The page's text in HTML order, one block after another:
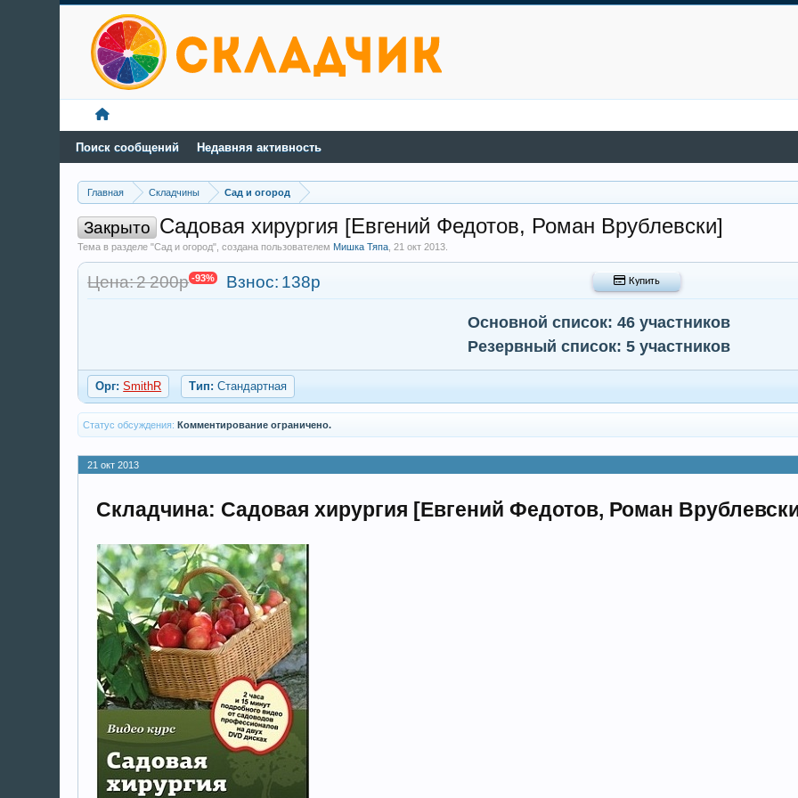
Главная Складчины Сад и огород
Закрыто Садовая хирургия [Евгений Федотов, Роман Врублевски]
Тема в разделе "Сад и огород", создана пользователем Мишка Тяпа ,21 окт 2013
Цена: 2 200р -93% Взнос: 138р  Купить
Основной список: 46 участников
Резервный список: 5 участников
Орг: SmithR Тип: Стандартная
Статус обсуждения: Комментирование ограничено.
21 окт 2013
Складчина: Садовая хирургия [Евгений Федотов, Роман
Поиск сообщений Недавняя активность